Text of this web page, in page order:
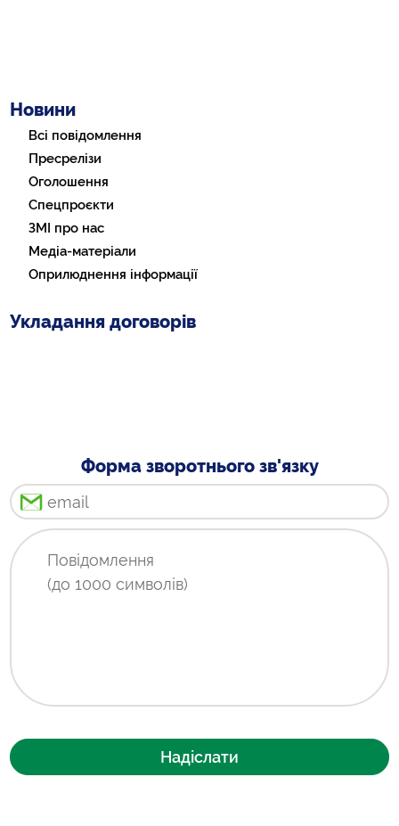
Новини
Всі повідомлення
Пресрелізи
Оголошення
Спецпроєкти
ЗМІ про нас
Медіа-матеріали
Оприлюднення інформації
Укладання договорів
Форма зворотнього зв'язку